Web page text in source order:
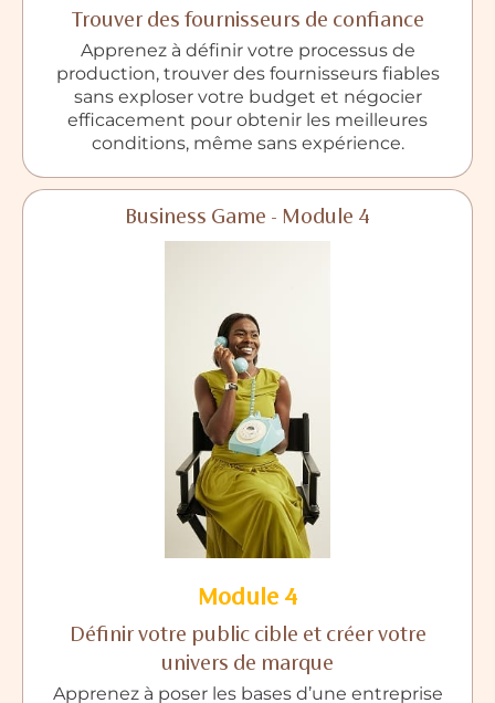
Trouver des fournisseurs de confiance
Apprenez à définir votre processus de
production, trouver des fournisseurs fiables
sans exploser votre budget et négocier
efficacement pour obtenir les meilleures
conditions, même sans expérience.
Business Game - Module 4
Module 4
Définir votre public cible et créer votre
univers de marque
Apprenez à poser les bases d’une entreprise